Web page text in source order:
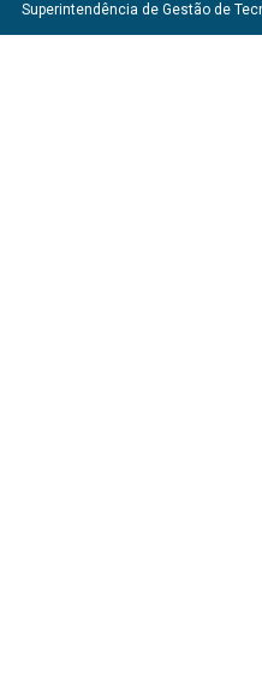
Superintendência de Gestão de